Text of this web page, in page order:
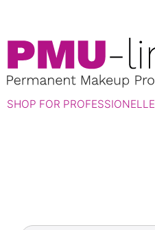
SHOP FOR PROFESSIONELLE